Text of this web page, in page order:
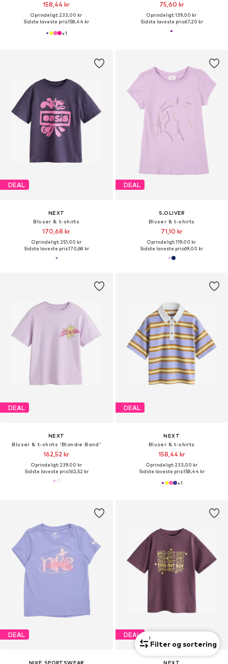
158,44 kr
Oprindeligt: 233,00 kr
Sidste laveste pris:158,44 kr
+1
75,60 kr
Oprindeligt: 139,00 kr
Sidste laveste pris:67,20 kr
DEAL
NEXT
Bluser & t-shirts
170,68 kr
Oprindeligt: 251,00 kr
Sidste laveste pris:170,68 kr
DEAL
S.OLIVER
Bluser & t-shirts
71,10 kr
Oprindeligt: 119,00 kr
Sidste laveste pris:69,00 kr
DEAL
NEXT
Bluser & t-shirts 'Blondie Band'
162,52 kr
Oprindeligt: 239,00 kr
Sidste laveste pris:162,52 kr
DEAL
NEXT
Bluser & t-shirts
158,44 kr
Oprindeligt: 233,00 kr
Sidste laveste pris:158,44 kr
+1
DEAL
NIKE SPORTSWEAR
DEAL
NEXT
1
Filter og sortering